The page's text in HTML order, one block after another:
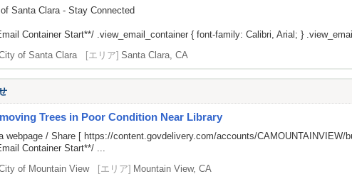
Santa Clara - Stay Connected
Container Start**/ .view_email_container { font-family: Calibri, Arial; }
of Santa Clara [エリア] Santa Clara, CA
Trees in Poor Condition Near Library
webpage / Share [ https://content.govdelivery.com/accounts/CAMOUNTAINVIEW/
Container Start**/ ...
of Mountain View [エリア] Mountain View, CA